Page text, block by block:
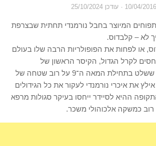
10/04/2016 · עודכן 25/10/2024
תפוחים המיוצר בחבל נורמנדי תחתית שבצרפת
לא – קלבדוס.
או לפחות את הפופולריות הרבה שלו בעולם
לקרל הגדול, הקיסר הראשון של
האימפריה הרומית, ששלט בתחילת המאה ה־9 על רוב שטחה של
את איכרי נורמנדי לעקור את כל הגידולים
ההיא לסיידר ייחסו בעיקר סגולות מרפא
רוב כמשקה אלכוהולי משכר.